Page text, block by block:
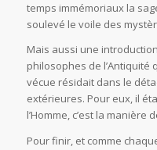
temps immémoriaux la
soulevé le voile des
Mais aussi une
philosophes de l’Antiquité
vécue résidait dans le
extérieures. Pour eux, il
l’Homme, c’est la
Pour finir, et comme